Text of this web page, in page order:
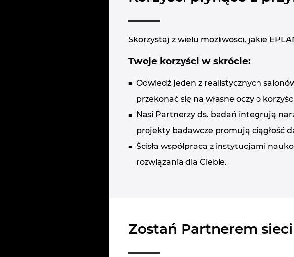
Skorzystaj z wielu możliwości, jakie
Twoje korzyści w skrócie:
Odwiedź jeden z realistycznych
przekonać się na własne oczy o
Nasi Partnerzy ds. badań integrują
projekty badawcze promują ciągłość
Ścisła współpraca z instytucjami
rozwiązania dla Ciebie.
Zostań Partnerem